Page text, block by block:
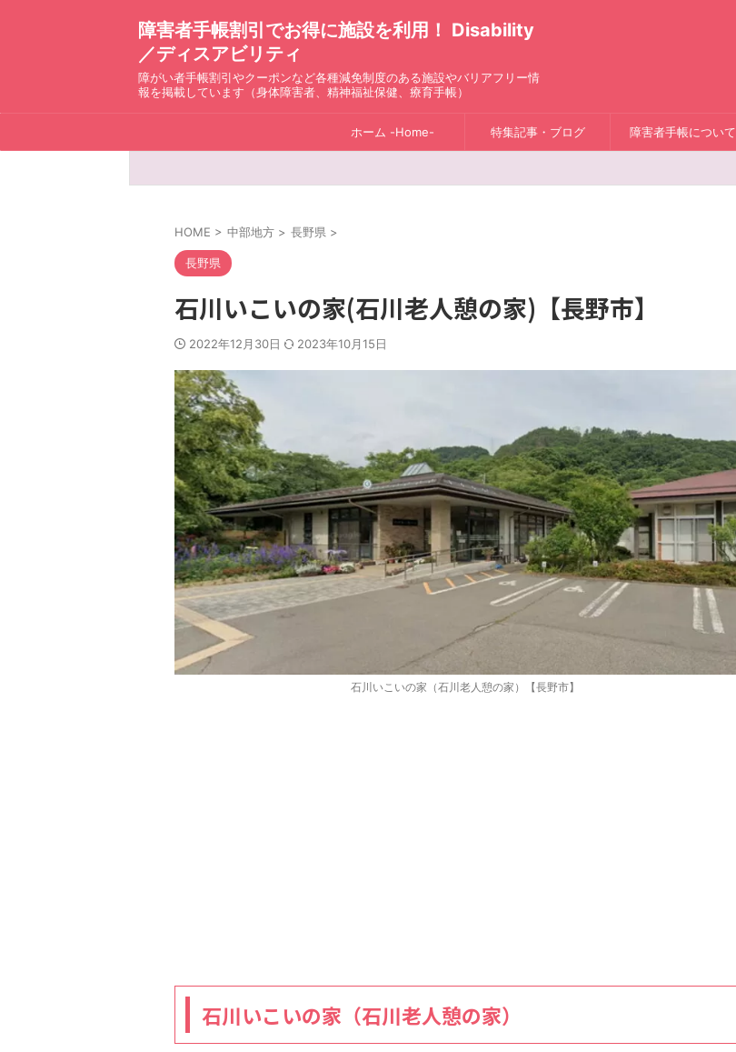
障害者手帳割引でお得に施設を利用！ Disability
／ディスアビリティ
障がい者手帳割引やクーポンなど各種減免制度のある施設やバリアフリー情
報を掲載しています（身体障害者、精神福祉保健、療育手帳）
ホーム -Home- 特集記事・ブログ 障害者手帳について
HOME > 中部地方 > 長野県 >
長野県
石川いこいの家(石川老人憩の家)【長野市】
2022年12月30日 2023年10月15日
石川いこいの家（石川老人憩の家）【長野市】
石川いこいの家（石川老人憩の家）